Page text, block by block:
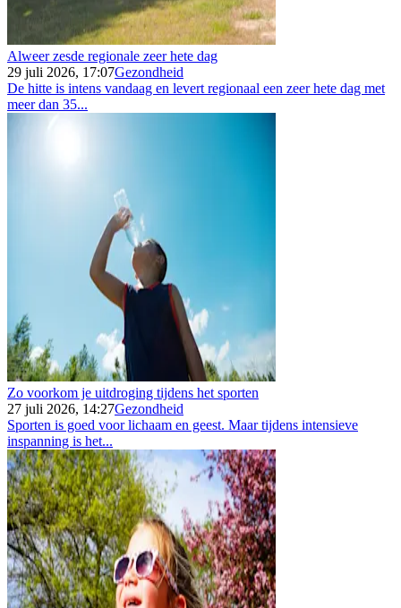
Alweer zesde regionale zeer hete dag
29 juli 2026, 17:07Gezondheid
De hitte is intens vandaag en levert regionaal een zeer hete dag met
meer dan 35...
Zo voorkom je uitdroging tijdens het sporten
27 juli 2026, 14:27Gezondheid
Sporten is goed voor lichaam en geest. Maar tijdens intensieve
inspanning is het...